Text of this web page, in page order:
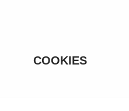
COOKIES